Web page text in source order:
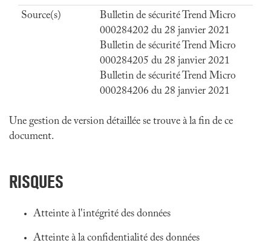
Source(s)
Bulletin de sécurité Trend Micro
000284202 du 28 janvier 2021
Bulletin de sécurité Trend Micro
000284205 du 28 janvier 2021
Bulletin de sécurité Trend Micro
000284206 du 28 janvier 2021
Une gestion de version détaillée se trouve à la fin de ce
document.
RISQUES
Atteinte à l'intégrité des données
Atteinte à la confidentialité des données